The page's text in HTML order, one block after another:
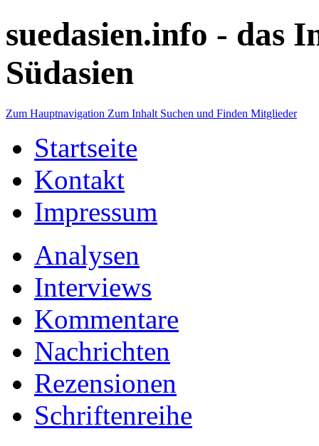
suedasien.info - das
Südasien
Zum Hauptnavigation Zum Inhalt Suchen und Finden Mitglieder
Startseite
Kontakt
Impressum
Analysen
Interviews
Kommentare
Nachrichten
Rezensionen
Schriftenreihe